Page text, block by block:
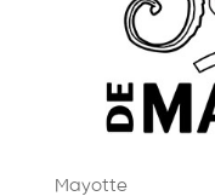
Mayotte